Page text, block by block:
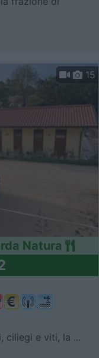
15
Natura
ciliegi e viti, la ...